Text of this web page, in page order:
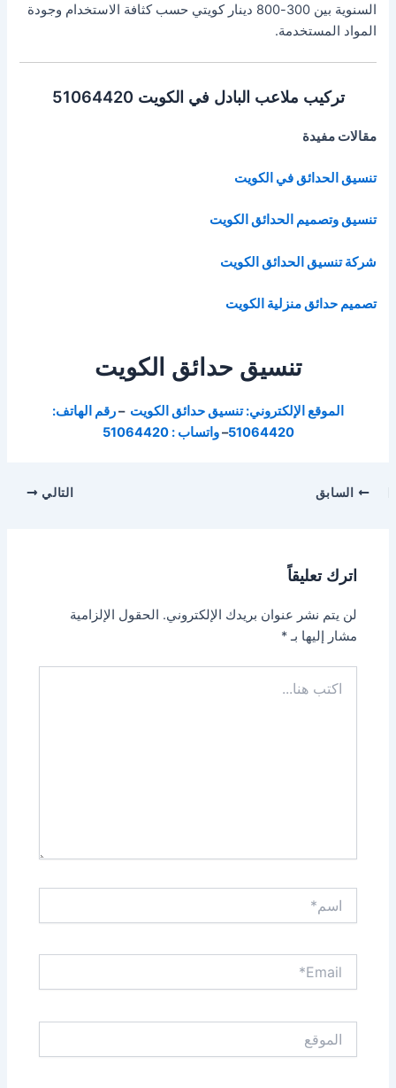
السنوية بين 300-800 دينار كويتي حسب كثافة الاستخدام وجودة
المواد المستخدمة.
تركيب ملاعب البادل في الكويت 51064420
مقالات مفيدة
تنسيق الحدائق في الكويت
تنسيق وتصميم الحدائق الكويت
شركة تنسيق الحدائق الكويت
تصميم حدائق منزلية الكويت
تنسيق حدائق الكويت
الموقع الإلكتروني: تنسيق حدائق الكويت –رقم الهاتف:
51064420
–واتساب : 51064420
السابق التالي
اترك تعليقاً
لن يتم نشر عنوان بريدك الإلكتروني. الحقول الإلزامية
مشار إليها بـ*
هنا...